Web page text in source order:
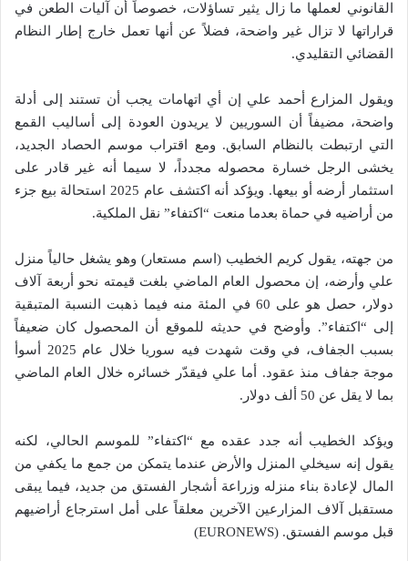
القانوني لعملها ما زال يثير تساؤلات، خصوصاً أن آليات الطعن في
قراراتها لا تزال غير واضحة، فضلاً عن أنها تعمل خارج إطار النظام
القضائي التقليدي.
ويقول المزارع أحمد علي إن أي اتهامات يجب أن تستند إلى أدلة
واضحة، مضيفاً أن السوريين لا يريدون العودة إلى أساليب القمع
التي ارتبطت بالنظام السابق. ومع اقتراب موسم الحصاد الجديد،
يخشى الرجل خسارة محصوله مجدداً، لا سيما أنه غير قادر على
استثمار أرضه أو بيعها. ويؤكد أنه اكتشف عام 2025 استحالة بيع جزء
من أراضيه في حماة بعدما منعت “اكتفاء” نقل الملكية.
من جهته، يقول كريم الخطيب (اسم مستعار) وهو يشغل حالياً منزل
علي وأرضه، إن محصول العام الماضي بلغت قيمته نحو أربعة آلاف
دولار، حصل هو على 60 في المئة منه فيما ذهبت النسبة المتبقية
إلى “اكتفاء”. وأوضح في حديثه للموقع أن المحصول كان ضعيفاً
بسبب الجفاف، في وقت شهدت فيه سوريا خلال عام 2025 أسوأ
موجة جفاف منذ عقود. أما علي فيقدّر خسائره خلال العام الماضي
بما لا يقل عن 50 ألف دولار.
ويؤكد الخطيب أنه جدد عقده مع “اكتفاء” للموسم الحالي، لكنه
يقول إنه سيخلي المنزل والأرض عندما يتمكن من جمع ما يكفي من
المال لإعادة بناء منزله وزراعة أشجار الفستق من جديد، فيما يبقى
مستقبل آلاف المزارعين الآخرين معلقاً على أمل استرجاع أراضيهم
قبل موسم الفستق. (EURONEWS)